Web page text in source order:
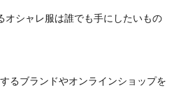
オシャレ服は誰でも手にしたいもの
るブランドやオンラインショップを